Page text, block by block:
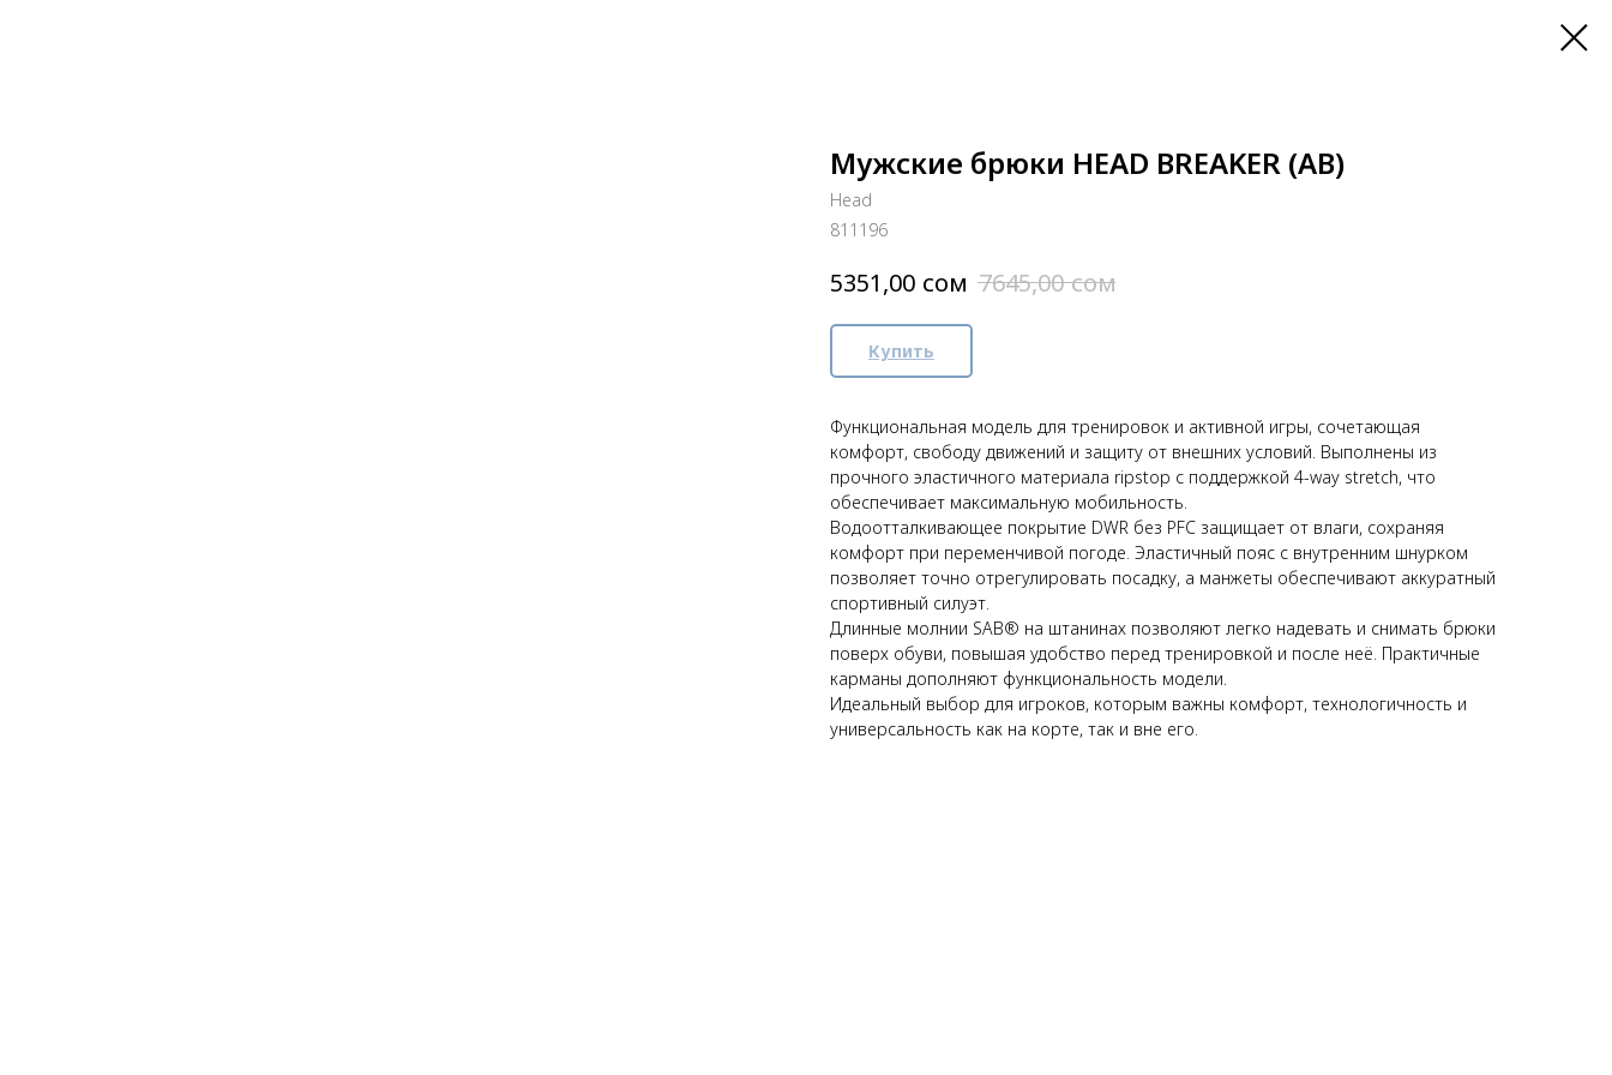
Мужские брюки HEAD BREAKER (AB)
Head
811196
5351,00 сом 7645,00 сом
Купить
Функциональная модель для тренировок и активной игры, сочетающая
комфорт, свободу движений и защиту от внешних условий. Выполнены из
прочного эластичного материала ripstop с поддержкой 4-way stretch, что
обеспечивает максимальную мобильность.
Водоотталкивающее покрытие DWR без PFC защищает от влаги, сохраняя
комфорт при переменчивой погоде. Эластичный пояс с внутренним шнурком
позволяет точно отрегулировать посадку, а манжеты обеспечивают аккуратный
спортивный силуэт.
Длинные молнии SAB® на штанинах позволяют легко надевать и снимать брюки
поверх обуви, повышая удобство перед тренировкой и после неё. Практичные
карманы дополняют функциональность модели.
Идеальный выбор для игроков, которым важны комфорт, технологичность и
универсальность как на корте, так и вне его.